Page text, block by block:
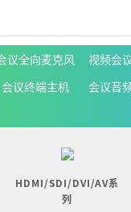
议全向麦克风
视频会
会议终端主机
会议音
HDMI/SDI/DVI/AV系
列